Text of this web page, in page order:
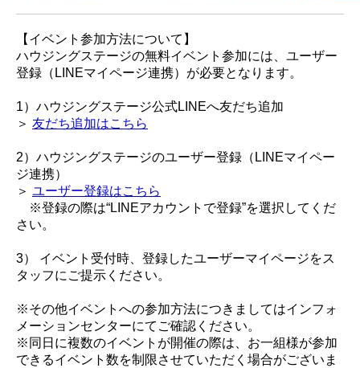
【イベント参加方法について】
ハウジングステージの無料イベント参加には、ユーザー
登録（LINEマイページ連携）が必要となります。
1）ハウジングステージ公式LINEへ友だち追加
＞ 友だち追加はこちら
2）ハウジングステージのユーザー登録（LINEマイペー
ジ連携）
＞ ユーザー登録はこちら
※登録の際は“LINEアカウントで登録”を選択してくだ
さい。
3） イベント受付時、登録したユーザーマイページをス
タッフにご提示ください。
※その他イベントへの参加方法につきましてはインフォ
メーションセンターにてご確認ください。
※同日に複数のイベントが開催の際は、お一組様が参加
できるイベント数を制限させていただく場合がございま